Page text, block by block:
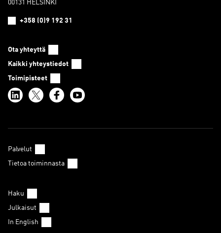
00131 HELSINKI
+358 (0)9 192 31
Ota yhteyttä
Kaikki yhteystiedot
Toimipisteet
Palvelut
Tietoa toiminnasta
Haku
Julkaisut
In English